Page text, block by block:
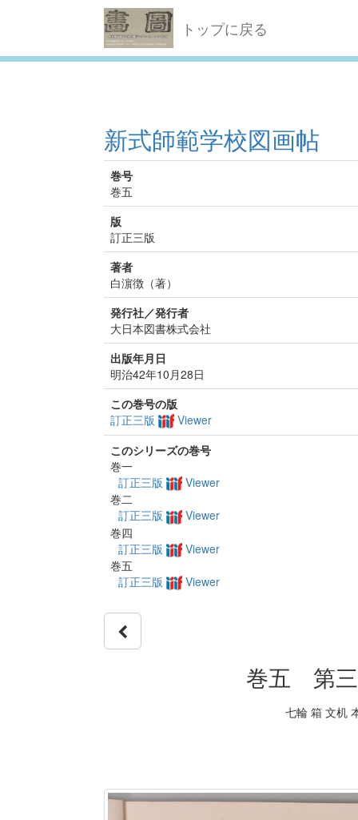
トップに戻る
新式師範学校図画帖
巻号
巻五
版
訂正三版
著者
白濵徴（著）
発行社／発行者
大日本図書株式会社
出版年月日
明治42年10月28日
この巻号の版
訂正三版
Viewer
このシリーズの巻号
巻一
訂正三版
Viewer
巻二
訂正三版
Viewer
巻四
訂正三版
Viewer
巻五
訂正三版
Viewer
巻五 第
七輪 箱 文机